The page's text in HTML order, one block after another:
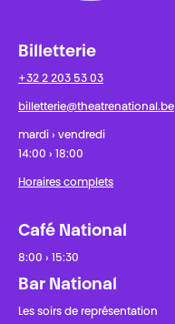
Billetterie
+32 2 203 53 03
billetterie@theatrenational.be
mardi › vendredi
14:00 › 18:00
Horaires complets
Café National
8:00 › 15:30
Bar National
Les soirs de représentation